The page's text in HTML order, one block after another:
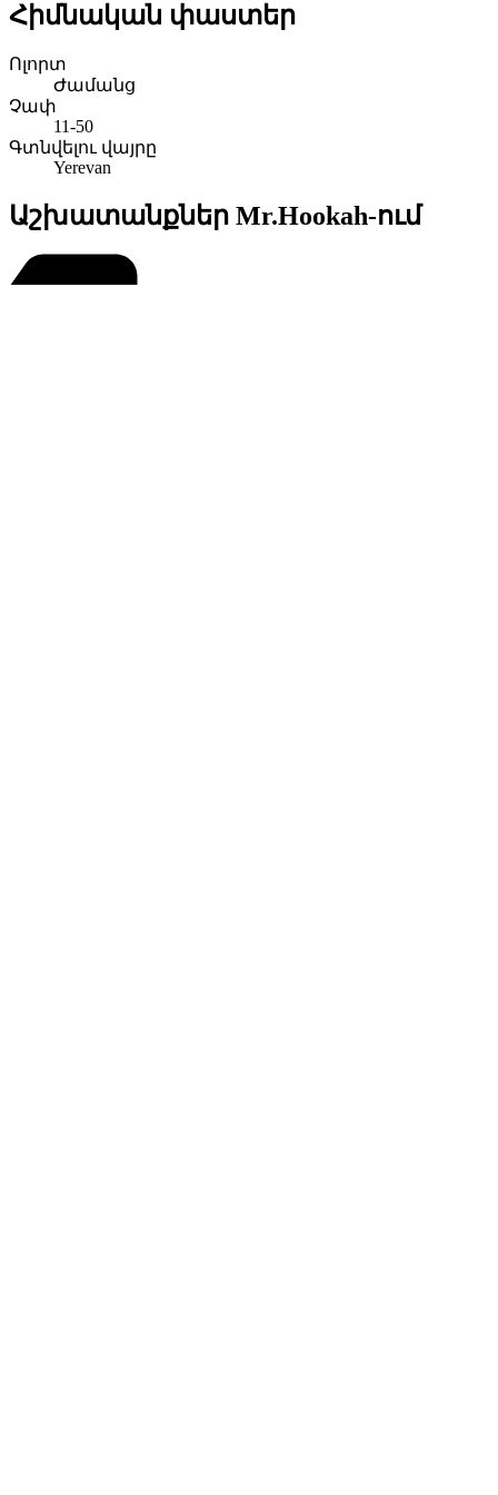
Հիմնական փաստեր
Ոլորտ
Ժամանց
Չափ
11-50
Գտնվելու վայրը
Yerevan
Աշխատանքներ Mr.Hookah-ում